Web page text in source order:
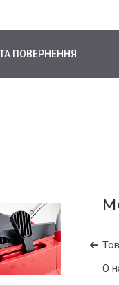
ТА ПОВЕРНЕННЯ
О